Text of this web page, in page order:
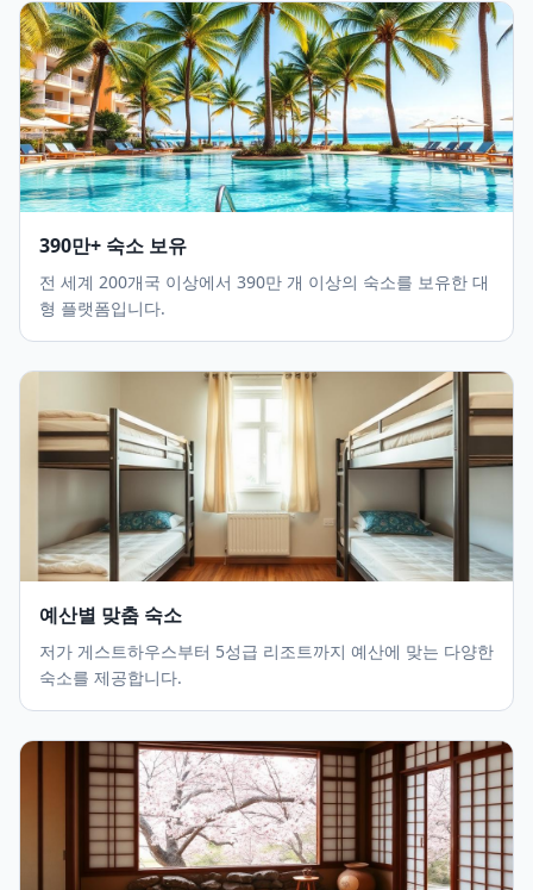
390만+ 숙소 보유
전 세계 200개국 이상에서 390만 개 이상의 숙소를 보유한 대
형 플랫폼입니다.
예산별 맞춤 숙소
저가 게스트하우스부터 5성급 리조트까지 예산에 맞는 다양한
숙소를 제공합니다.